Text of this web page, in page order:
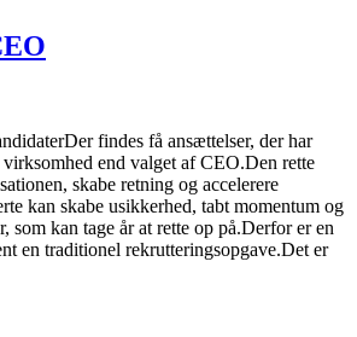
findes få ansættelser, der har
end valget af CEO.Den rette
skabe retning og accelerere
kan skabe usikkerhed, tabt momentum og
som kan tage år at rette op på.Derfor er en
en traditionel rekrutteringsopgave.Det er